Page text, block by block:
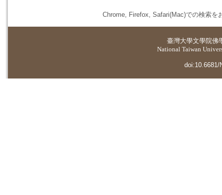
Chrome, Firefox, Safari(Mac)での検索を
臺灣大學文學院佛
National Taiwan
doi:10.6681/